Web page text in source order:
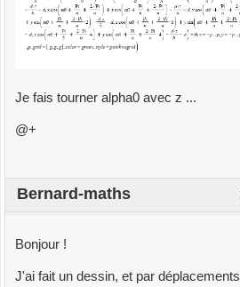
Je fais tourner alpha0 avec z ...
@+
Bernard-maths
Bonjour !
J'ai fait un dessin, et par